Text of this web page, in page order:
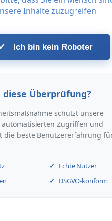
Inhalte zuzugreifen
✓ Ich bin kein Roboter
diese Überprüfung?
schützt unsere
automatisierten Zugriffen und
die beste Benutzererfahrung
Echte Nutzer
DSGVO-konform